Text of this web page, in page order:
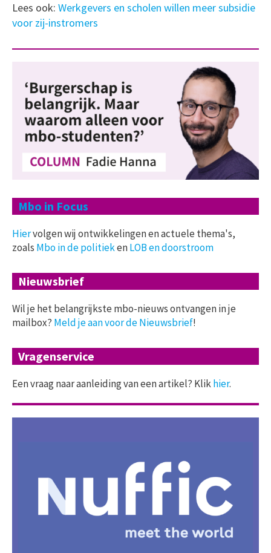
Lees ook: Werkgevers en scholen willen meer subsidie
voor zij-instromers
Mbo in Focus
Hiervolgen wij ontwikkelingen en actuele thema's,
zoals Mbo in de politiekenLOB en doorstroom
Nieuwsbrief
Wil je het belangrijkste mbo-nieuws ontvangen in je
mailbox? Meld je aan voor de Nieuwsbrief!
Vragenservice
Een vraag naar aanleiding van een artikel? Klikhier.